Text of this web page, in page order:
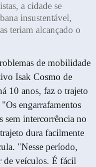
a cidade se
insustentável,
teriam alcançado o
de mobilidade
Isak Cosmo de
10 anos, faz o trajeto
engarrafamentos
sem intercorrência no
dura facilmente
"Nesse período,
de veículos. É fácil